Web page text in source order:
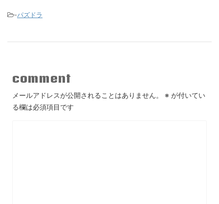
-パズドラ
comment
メールアドレスが公開されることはありません。 ※ が付いてい
る欄は必須項目です